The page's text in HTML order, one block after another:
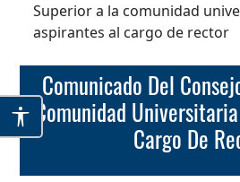
Superior a la comunidad
aspirantes al cargo de rector
Comunicado Del Consejo Superior A La
Comunidad
Cargo De